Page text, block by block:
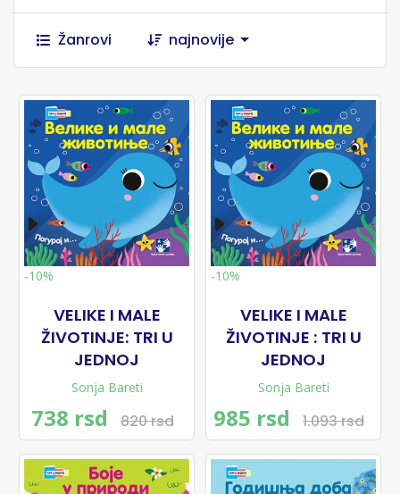
Žanrovi najnovije
-10%
VELIKE I MALE
ŽIVOTINJE: TRI U
JEDNOJ
Sonja Bareti
738 rsd 820 rsd
-10%
VELIKE I MALE
ŽIVOTINJE : TRI U
JEDNOJ
Sonja Bareti
985 rsd 1.093 rsd